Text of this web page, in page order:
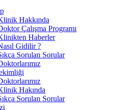
Hakkında
Çalışma Programı
Haberler
Gidilir ?
Sorulan Sorular
Hakında
Sorulan Sorular